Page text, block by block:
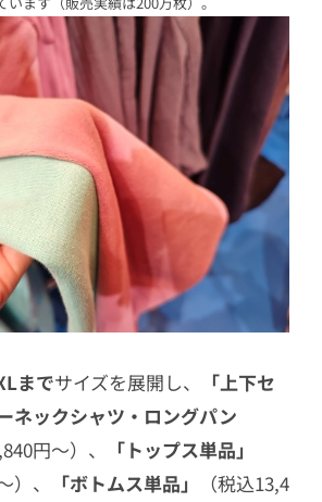
までサイズを展開し、
「上下セ
ネックシャツ・ロングパン
円〜）、
「トップス単品」
）、
「ボトムス単品」
（税込13,4